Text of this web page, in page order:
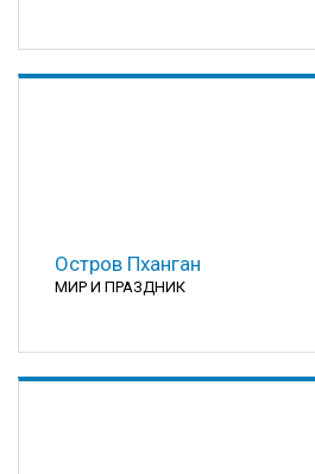
Остров Пханган
МИР И ПРАЗДНИК